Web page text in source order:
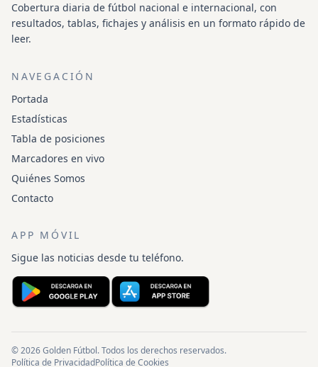
Cobertura diaria de fútbol nacional e internacional, con
resultados, tablas, fichajes y análisis en un formato rápido de
leer.
NAVEGACIÓN
Portada
Estadísticas
Tabla de posiciones
Marcadores en vivo
Quiénes Somos
Contacto
APP MÓVIL
Sigue las noticias desde tu teléfono.
© 2026 Golden Fútbol. Todos los derechos reservados.
Política de PrivacidadPolítica de Cookies